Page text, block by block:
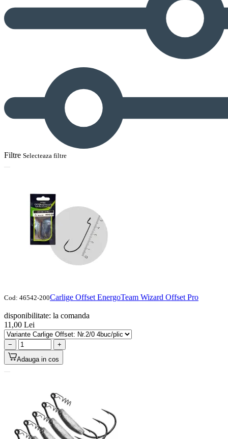
Filtre Selecteaza filtre
Cod: 46542-200Carlige Offset EnergoTeam Wizard Offset Pro
disponibilitate: la comanda
11,00 Lei
−
+
Adauga in cos